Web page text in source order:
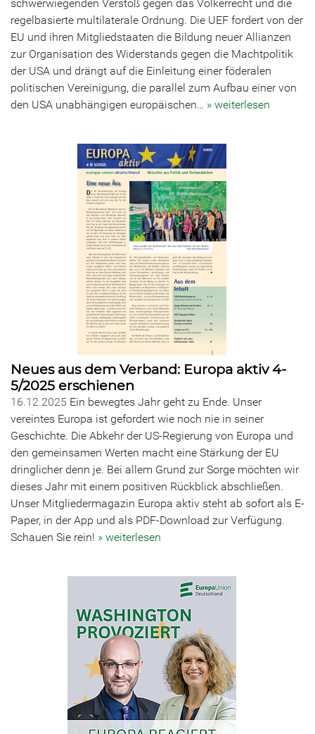
schwerwiegenden Verstoß gegen das Völkerrecht und die
regelbasierte multilaterale Ordnung. Die UEF fordert von der
EU und ihren Mitgliedstaaten die Bildung neuer Allianzen
zur Organisation des Widerstands gegen die Machtpolitik
der USA und drängt auf die Einleitung einer föderalen
politischen Vereinigung, die parallel zum Aufbau einer von
den USA unabhängigen europäischen… » weiterlesen
Neues aus dem Verband: Europa aktiv 4-
5/2025 erschienen
16.12.2025 Ein bewegtes Jahr geht zu Ende. Unser
vereintes Europa ist gefordert wie noch nie in seiner
Geschichte. Die Abkehr der US-Regierung von Europa und
den gemeinsamen Werten macht eine Stärkung der EU
dringlicher denn je. Bei allem Grund zur Sorge möchten wir
dieses Jahr mit einem positiven Rückblick abschließen.
Unser Mitgliedermagazin Europa aktiv steht ab sofort als E-
Paper, in der App und als PDF-Download zur Verfügung.
Schauen Sie rein! » weiterlesen